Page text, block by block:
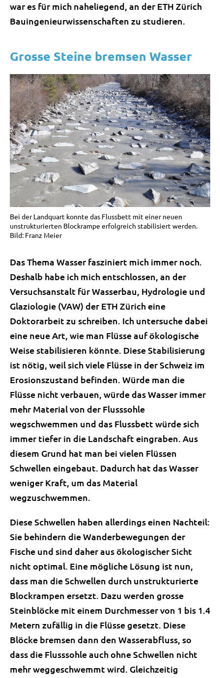
war es für mich naheliegend, an der ETH Zürich
Bauingenieurwissenschaften zu studieren.
Grosse Steine bremsen Wasser
Bei der Landquart konnte das Flussbett mit einer neuen
unstrukturierten Blockrampe erfolgreich stabilisiert werden.
Bild: Franz Meier
Das Thema Wasser fasziniert mich immer noch.
Deshalb habe ich mich entschlossen, an der
Versuchsanstalt für Wasserbau, Hydrologie und
Glaziologie (VAW) der ETH Zürich eine
Doktorarbeit zu schreiben. Ich untersuche dabei
eine neue Art, wie man Flüsse auf ökologische
Weise stabilisieren könnte. Diese Stabilisierung
ist nötig, weil sich viele Flüsse in der Schweiz im
Erosionszustand befinden. Würde man die
Flüsse nicht verbauen, würde das Wasser immer
mehr Material von der Flusssohle
wegschwemmen und das Flussbett würde sich
immer tiefer in die Landschaft eingraben. Aus
diesem Grund hat man bei vielen Flüssen
Schwellen eingebaut. Dadurch hat das Wasser
weniger Kraft, um das Material
wegzuschwemmen.
Diese Schwellen haben allerdings einen Nachteil:
Sie behindern die Wanderbewegungen der
Fische und sind daher aus ökologischer Sicht
nicht optimal. Eine mögliche Lösung ist nun,
dass man die Schwellen durch unstrukturierte
Blockrampen ersetzt. Dazu werden grosse
Steinblöcke mit einem Durchmesser von 1 bis 1.4
Metern zufällig in die Flüsse gesetzt. Diese
Blöcke bremsen dann den Wasserabfluss, so
dass die Flusssohle auch ohne Schwellen nicht
mehr weggeschwemmt wird. Gleichzeitig